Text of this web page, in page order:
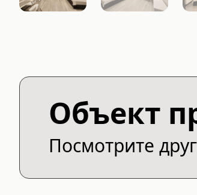
Объект
Посмотрите